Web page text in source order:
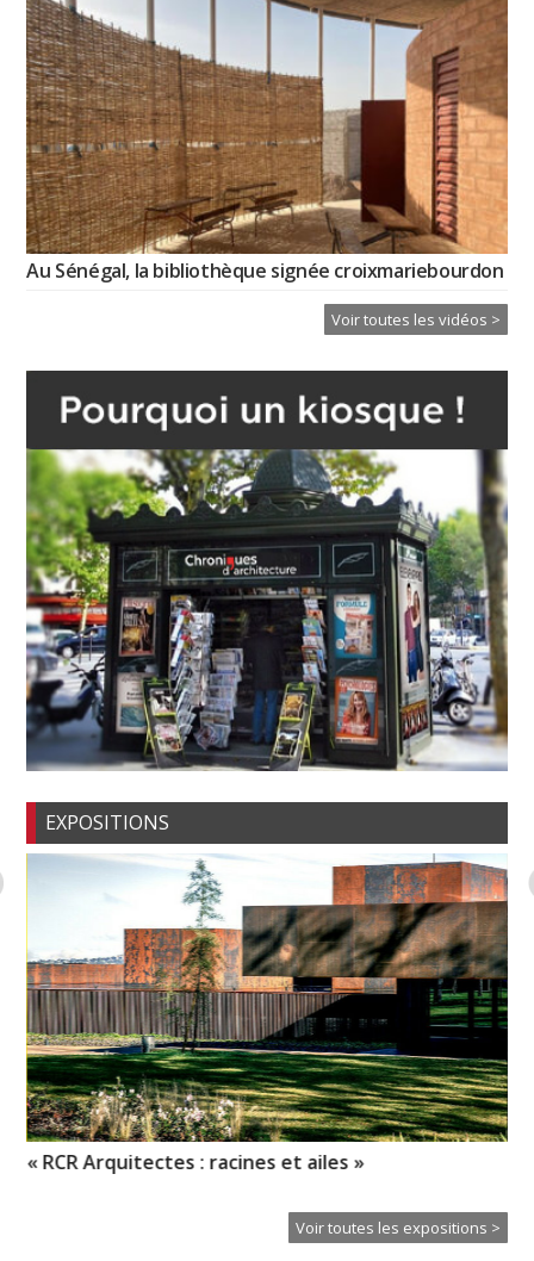
Au Sénégal, la bibliothèque signée croixmariebourdon
Voir toutes les vidéos >
EXPOSITIONS
« RCR Arquitectes : racines et ailes »
Voir toutes les expositions >